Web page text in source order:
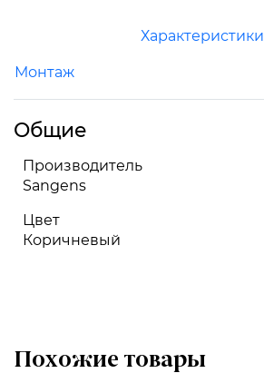
Характеристики
Монтаж
Общие
Производитель
Sangens
Цвет
Коричневый
Похожие товары